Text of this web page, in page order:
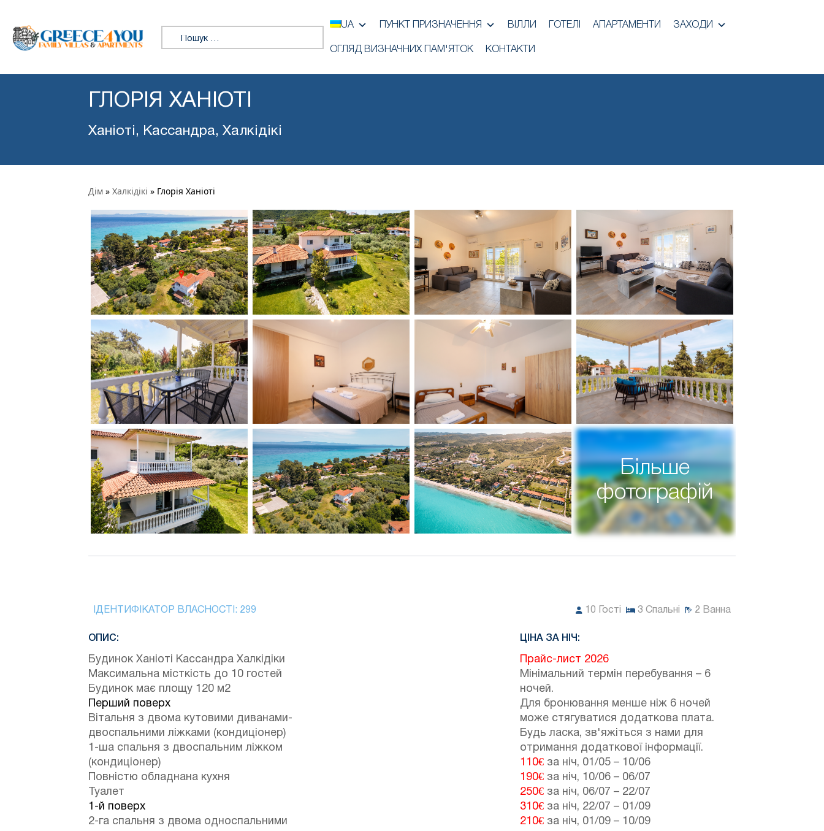
Пошук:
UA ПУНКТ ПРИЗНАЧЕННЯ ВІЛЛИ ГОТЕЛІ АПАРТАМЕНТИ ЗАХОДИ
ОГЛЯД ВИЗНАЧНИХ ПАМ'ЯТОК КОНТАКТИ
ГЛОРІЯ ХАНІОТІ
Ханіоті, Кассандра, Халкідікі
Дім » Халкідікі » Глорія Ханіоті
Більше
фотографій
ІДЕНТИФІКАТОР ВЛАСНОСТІ: 299 10 Гості 3 Спальні 2 Ванна
ОПИС:
Будинок Ханіоті Кассандра Халкідіки
Максимальна місткість до 10 гостей
Будинок має площу 120 м2
Перший поверх
Вітальня з двома кутовими диванами-
двоспальними ліжками (кондиціонер)
1-ша спальня з двоспальним ліжком
(кондиціонер)
Повністю обладнана кухня
Туалет
1-й поверх
2-га спальня з двома односпальними
ЦІНА ЗА НІЧ:
Прайс-лист 2026
Мінімальний термін перебування – 6
ночей.
Для бронювання менше ніж 6 ночей
може стягуватися додаткова плата.
Будь ласка, зв'яжіться з нами для
отримання додаткової інформації.
110€ за ніч, 01/05 – 10/06
190€ за ніч, 10/06 – 06/07
250€ за ніч, 06/07 – 22/07
310€ за ніч, 22/07 – 01/09
210€ за ніч, 01/09 – 10/09